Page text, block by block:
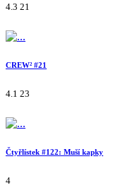
4.3 21
CREW² #21
4.1 23
Čtyřlístek #122: Muší kapky
4